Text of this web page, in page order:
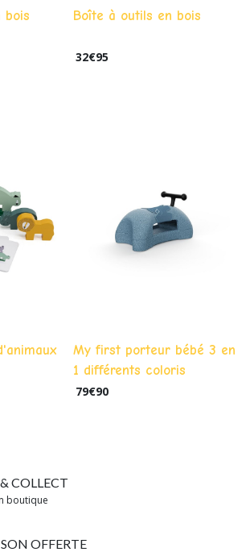
bois Boîte à outils en bois
32€95
My first porteur bébé 3 en
1 différents coloris
79€90
COLLECT
boutique
OFFERTE